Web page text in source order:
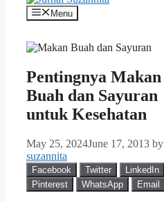
Menu
Pentingnya Makan
Buah dan Sayuran
untuk Kesehatan
May 25, 2024June 17, 2013 by
suzannita
Facebook Twitter
LinkedIn
Pinterest
WhatsApp Email